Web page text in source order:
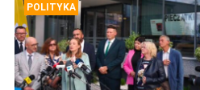
POLITYKA